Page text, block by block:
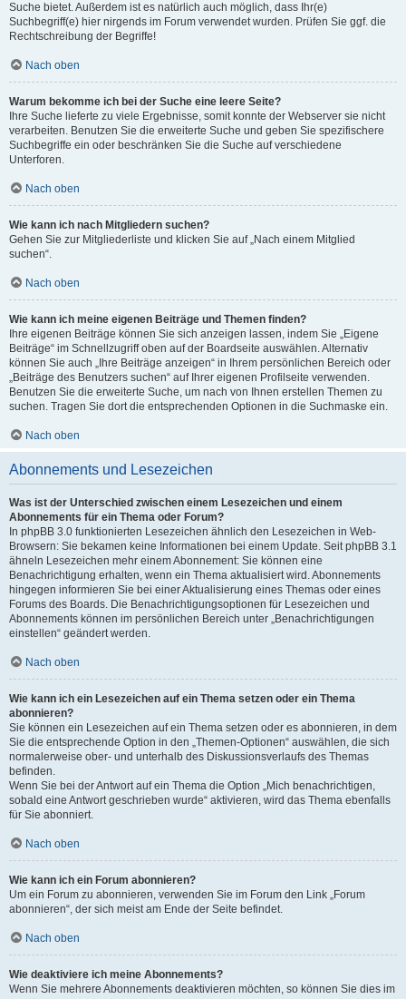
Suche bietet. Außerdem ist es natürlich auch möglich, dass Ihr(e)
Suchbegriff(e) hier nirgends im Forum verwendet wurden. Prüfen Sie ggf. die
Rechtschreibung der Begriffe!
Nach oben
Warum bekomme ich bei der Suche eine leere Seite?
Ihre Suche lieferte zu viele Ergebnisse, somit konnte der Webserver sie nicht
verarbeiten. Benutzen Sie die erweiterte Suche und geben Sie spezifischere
Suchbegriffe ein oder beschränken Sie die Suche auf verschiedene
Unterforen.
Nach oben
Wie kann ich nach Mitgliedern suchen?
Gehen Sie zur Mitgliederliste und klicken Sie auf „Nach einem Mitglied
suchen“.
Nach oben
Wie kann ich meine eigenen Beiträge und Themen finden?
Ihre eigenen Beiträge können Sie sich anzeigen lassen, indem Sie „Eigene
Beiträge“ im Schnellzugriff oben auf der Boardseite auswählen. Alternativ
können Sie auch „Ihre Beiträge anzeigen“ in Ihrem persönlichen Bereich oder
„Beiträge des Benutzers suchen“ auf Ihrer eigenen Profilseite verwenden.
Benutzen Sie die erweiterte Suche, um nach von Ihnen erstellen Themen zu
suchen. Tragen Sie dort die entsprechenden Optionen in die Suchmaske ein.
Nach oben
Abonnements und Lesezeichen
Was ist der Unterschied zwischen einem Lesezeichen und einem
Abonnements für ein Thema oder Forum?
In phpBB 3.0 funktionierten Lesezeichen ähnlich den Lesezeichen in Web-
Browsern: Sie bekamen keine Informationen bei einem Update. Seit phpBB 3.1
ähneln Lesezeichen mehr einem Abonnement: Sie können eine
Benachrichtigung erhalten, wenn ein Thema aktualisiert wird. Abonnements
hingegen informieren Sie bei einer Aktualisierung eines Themas oder eines
Forums des Boards. Die Benachrichtigungsoptionen für Lesezeichen und
Abonnements können im persönlichen Bereich unter „Benachrichtigungen
einstellen“ geändert werden.
Nach oben
Wie kann ich ein Lesezeichen auf ein Thema setzen oder ein Thema
abonnieren?
Sie können ein Lesezeichen auf ein Thema setzen oder es abonnieren, in dem
Sie die entsprechende Option in den „Themen-Optionen“ auswählen, die sich
normalerweise ober- und unterhalb des Diskussionsverlaufs des Themas
befinden.
Wenn Sie bei der Antwort auf ein Thema die Option „Mich benachrichtigen,
sobald eine Antwort geschrieben wurde“ aktivieren, wird das Thema ebenfalls
für Sie abonniert.
Nach oben
Wie kann ich ein Forum abonnieren?
Um ein Forum zu abonnieren, verwenden Sie im Forum den Link „Forum
abonnieren“, der sich meist am Ende der Seite befindet.
Nach oben
Wie deaktiviere ich meine Abonnements?
Wenn Sie mehrere Abonnements deaktivieren möchten, so können Sie dies im